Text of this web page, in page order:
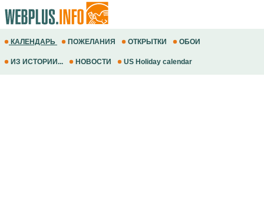
КАЛЕНДАРЬ ПОЖЕЛАНИЯ ОТКРЫТКИ ОБОИ
ИЗ ИСТОРИИ... НОВОСТИ US Holiday calendar